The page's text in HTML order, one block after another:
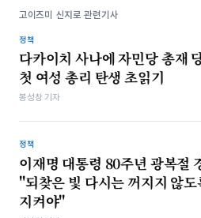
고이즈미 신지로 관련기사
정책
다카이치 사나에 자민당 총재
첫 여성 총리 탄생 초읽기
봉성창 기자
정책
이재명 대통령 80주년 광복절
"되찾은 빛 다시는 꺼지지 않도
지켜야"